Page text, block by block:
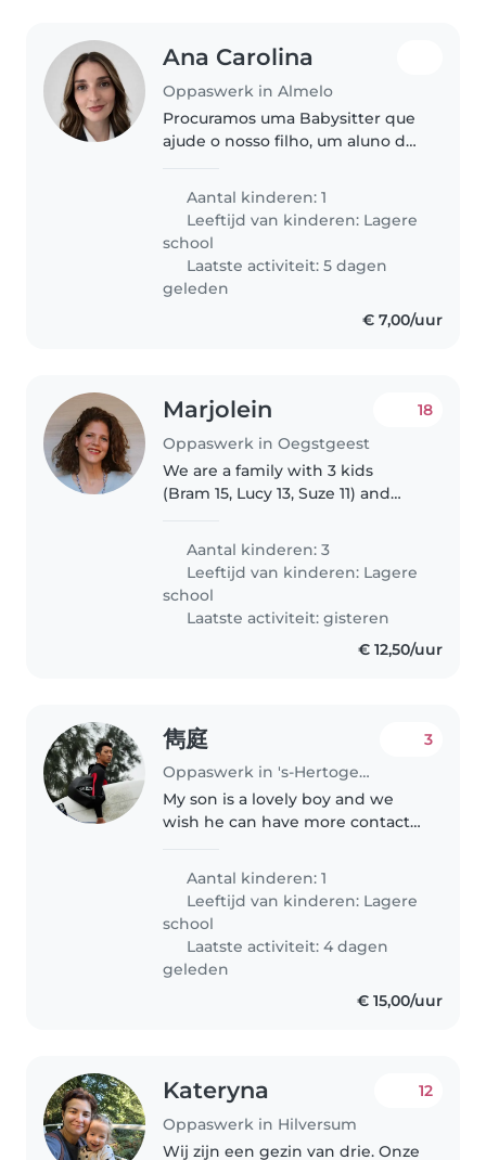
Ana Carolina
Oppaswerk in Almelo
Procuramos uma Babysitter que
ajude o nosso filho, um aluno do
de casa e que seja fluente em
português. Precisamos de
alguém tranquilo, que saiba
lidar..
Aantal kinderen: 1
Leeftijd van kinderen: Lagere
school
Laatste activiteit: 5 dagen
geleden
€ 7,00/uur
Marjolein
Oppaswerk in Oegstgeest
18
We are a family with 3 kids
(Bram 15, Lucy 13, Suze 11) and
week (Mondays, Tuesdays,
Thursdays for coming year (after..
Aantal kinderen: 3
Leeftijd van kinderen: Lagere
school
Laatste activiteit: gisteren
€ 12,50/uur
雋庭
Oppaswerk in 's-Hertogenbosch
3
My son is a lovely boy and we
wish he can have more contacts
speak in Dutch. Further, we wish
he can have chance to make
friends with the same age kids...
Aantal kinderen: 1
Leeftijd van kinderen: Lagere
school
Laatste activiteit: 4 dagen
geleden
€ 15,00/uur
Kateryna
Oppaswerk in Hilversum
12
Wij zijn een gezin van drie. Onze